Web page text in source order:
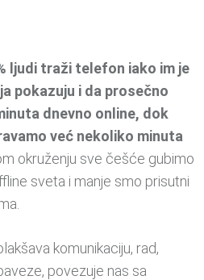
ljudi traži telefon iako im je
pokazuju i da prosečno
dnevno online, dok
već nekoliko minuta
okruženju sve češće gubimo
sveta i manje smo prisutni
komunikaciju, rad,
povezuje nas sa